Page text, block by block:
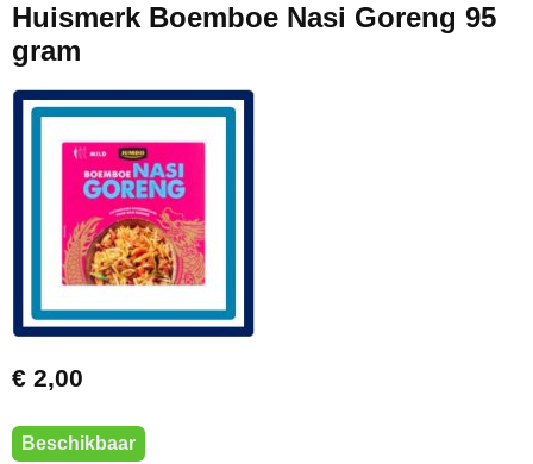
Mijn account
Retour & klachten
Informatie
Huismerk Boemboe Nasi Goreng 95
gram
€ 2,00
Beschikbaar